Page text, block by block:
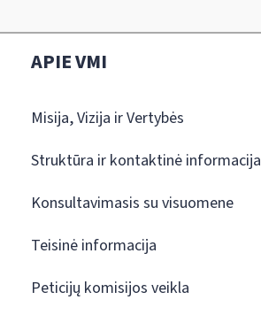
APIE VMI
Misija, Vizija ir Vertybės
Struktūra ir kontaktinė informacija
Konsultavimasis su visuomene
Teisinė informacija
Peticijų komisijos veikla